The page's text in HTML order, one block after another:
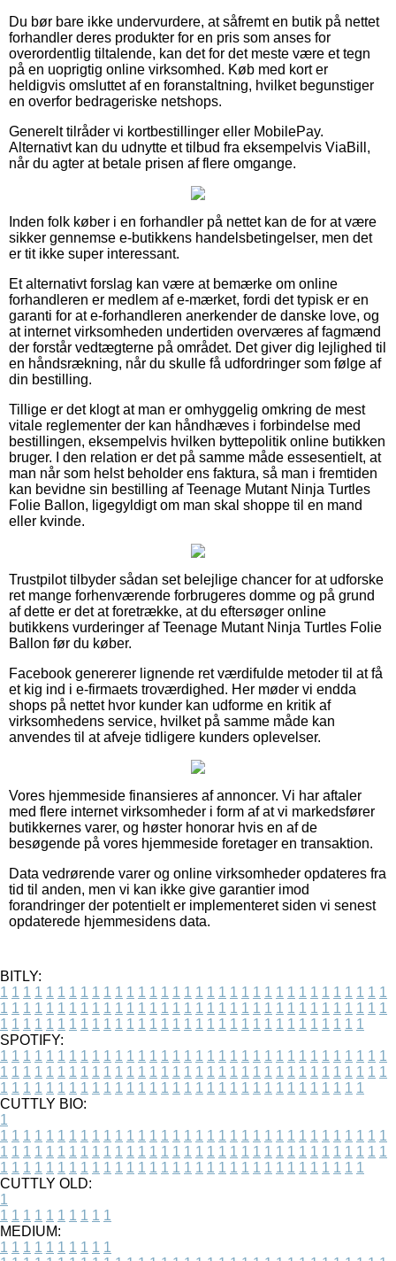
Du bør bare ikke undervurdere, at såfremt en butik på nettet
forhandler deres produkter for en pris som anses for
overordentlig tiltalende, kan det for det meste være et tegn
på en uoprigtig online virksomhed. Køb med kort er
heldigvis omsluttet af en foranstaltning, hvilket begunstiger
en overfor bedrageriske netshops.
Generelt tilråder vi kortbestillinger eller MobilePay.
Alternativt kan du udnytte et tilbud fra eksempelvis ViaBill,
når du agter at betale prisen af flere omgange.
Inden folk køber i en forhandler på nettet kan de for at være
sikker gennemse e-butikkens handelsbetingelser, men det
er tit ikke super interessant.
Et alternativt forslag kan være at bemærke om online
forhandleren er medlem af e-mærket, fordi det typisk er en
garanti for at e-forhandleren anerkender de danske love, og
at internet virksomheden undertiden overværes af fagmænd
der forstår vedtægterne på området. Det giver dig lejlighed til
en håndsrækning, når du skulle få udfordringer som følge af
din bestilling.
Tillige er det klogt at man er omhyggelig omkring de mest
vitale reglementer der kan håndhæves i forbindelse med
bestillingen, eksempelvis hvilken byttepolitik online butikken
bruger. I den relation er det på samme måde essesentielt, at
man når som helst beholder ens faktura, så man i fremtiden
kan bevidne sin bestilling af Teenage Mutant Ninja Turtles
Folie Ballon, ligegyldigt om man skal shoppe til en mand
eller kvinde.
Trustpilot tilbyder sådan set belejlige chancer for at udforske
ret mange forhenværende forbrugeres domme og på grund
af dette er det at foretrække, at du eftersøger online
butikkens vurderinger af Teenage Mutant Ninja Turtles Folie
Ballon før du køber.
Facebook genererer lignende ret værdifulde metoder til at få
et kig ind i e-firmaets troværdighed. Her møder vi endda
shops på nettet hvor kunder kan udforme en kritik af
virksomhedens service, hvilket på samme måde kan
anvendes til at afveje tidligere kunders oplevelser.
Vores hjemmeside finansieres af annoncer. Vi har aftaler
med flere internet virksomheder i form af at vi markedsfører
butikkernes varer, og høster honorar hvis en af de
besøgende på vores hjemmeside foretager en transaktion.
Data vedrørende varer og online virksomheder opdateres fra
tid til anden, men vi kan ikke give garantier imod
forandringer der potentielt er implementeret siden vi senest
opdaterede hjemmesidens data.
BITLY:
1 1 1 1 1 1 1 1 1 1 1 1 1 1 1 1 1 1 1 1 1 1 1 1 1 1 1 1 1 1 1 1 1 1
1 1 1 1 1 1 1 1 1 1 1 1 1 1 1 1 1 1 1 1 1 1 1 1 1 1 1 1 1 1 1 1 1 1
1 1 1 1 1 1 1 1 1 1 1 1 1 1 1 1 1 1 1 1 1 1 1 1 1 1 1 1 1 1 1 1
SPOTIFY:
1 1 1 1 1 1 1 1 1 1 1 1 1 1 1 1 1 1 1 1 1 1 1 1 1 1 1 1 1 1 1 1 1 1
1 1 1 1 1 1 1 1 1 1 1 1 1 1 1 1 1 1 1 1 1 1 1 1 1 1 1 1 1 1 1 1 1 1
1 1 1 1 1 1 1 1 1 1 1 1 1 1 1 1 1 1 1 1 1 1 1 1 1 1 1 1 1 1 1 1
CUTTLY BIO:
1
1 1 1 1 1 1 1 1 1 1 1 1 1 1 1 1 1 1 1 1 1 1 1 1 1 1 1 1 1 1 1 1 1 1
1 1 1 1 1 1 1 1 1 1 1 1 1 1 1 1 1 1 1 1 1 1 1 1 1 1 1 1 1 1 1 1 1 1
1 1 1 1 1 1 1 1 1 1 1 1 1 1 1 1 1 1 1 1 1 1 1 1 1 1 1 1 1 1 1 1
CUTTLY OLD:
1
1 1 1 1 1 1 1 1 1 1
MEDIUM:
1 1 1 1 1 1 1 1 1 1